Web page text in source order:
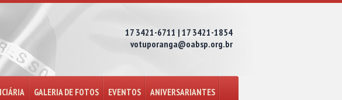
17 3421-6711 | 17 3421-1854
votuporanga@oabsp.org.br
GALERIA DE FOTOS EVENTOS ANIVERSARIANTES